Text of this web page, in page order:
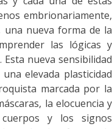
embrionariamente,
nueva forma de la
las lógicas y
Esta nueva sensibilidad
elevada plasticidad
marcada por la
la elocuencia y
cuerpos y los signos